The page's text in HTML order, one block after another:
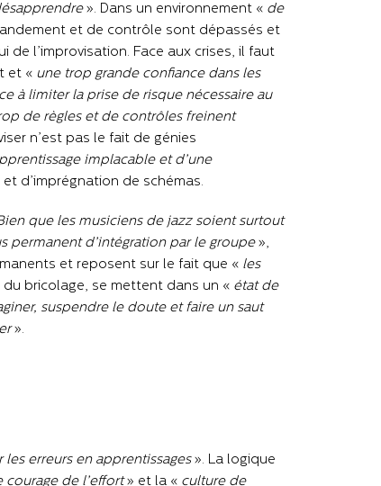
». Dans un environnement « de
et de contrôle sont dépassés et
l’improvisation. Face aux crises, il faut
et « une trop grande confiance dans les
à limiter la prise de risque nécessaire au
de règles et de contrôles freinent
n’est pas le fait de génies
implacable et d’une
d’imprégnation de schémas.
que les musiciens de jazz soient surtout
permanent d’intégration par le groupe»,
et reposent sur le fait que « les
bricolage, se mettent dans un « état de
suspendre le doute et faire un saut
».
erreurs en apprentissages». La logique
courage de l’effort» et la « culture de